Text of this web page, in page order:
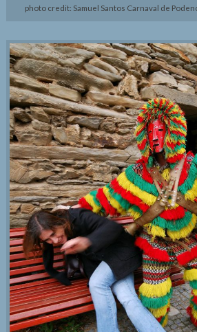
photo credit: Samuel Santos Carnaval de